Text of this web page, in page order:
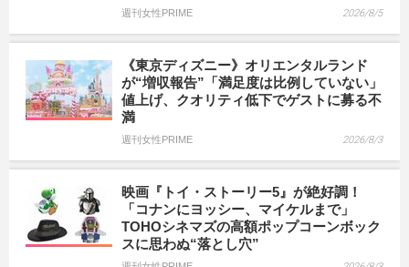
週刊女性PRIME 2026/8/5
《東京ディズニー》オリエンタルランド
が“増収報告”「満足度は比例していない」
値上げ、クオリティ低下でゲストに募る不
満
週刊女性PRIME 2026/8/3
映画『トイ・ストーリー5』が絶好調！
「コナンにヨッシー、マイケルまで」
TOHOシネマズの高額ポップコーンボック
スに思わぬ“落とし穴”